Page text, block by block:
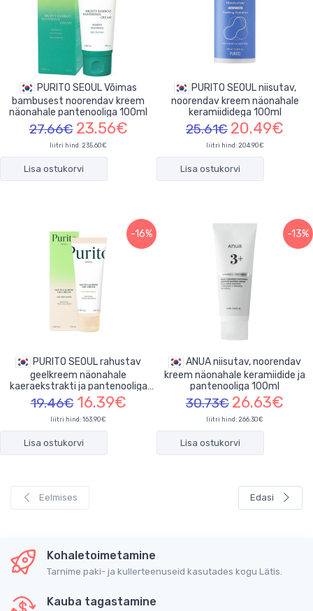
bambusest noorendav kreem
näonahale pantenooliga 100ml
27.66€ 23.56€
liitri hind: 235.60€
Lisa ostukorvi
noorendav kreem näonahale
keramiididega 100ml
25.61€ 20.49€
liitri hind: 204.90€
Lisa ostukorvi
-16%
geelkreem näonahale
kaeraekstrakti ja pantenooliga
100ml
19.46€ 16.39€
liitri hind: 163.90€
Lisa ostukorvi
-13%
kreem näonahale keramiidide ja
pantenooliga 100ml
30.73€ 26.63€
liitri hind: 266.30€
Lisa ostukorvi
Eelmises Edasi
Kohaletoimetamine
Tarnime paki- ja kullerteenuseid kasutades kogu Lätis.
Kauba tagastamine